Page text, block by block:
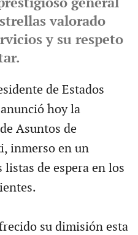
valorado
y su respeto
de Estados
hoy la
Asuntos de
inmerso en un
de espera en los
su dimisión esta